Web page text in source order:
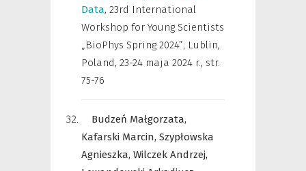
Data, 23rd International
Workshop for Young Scientists
„BioPhys Spring 2024”; Lublin,
Poland, 23-24 maja 2024 r., str.
75-76
Budzeń Małgorzata,
Kafarski Marcin, Szypłowska
Agnieszka, Wilczek Andrzej,